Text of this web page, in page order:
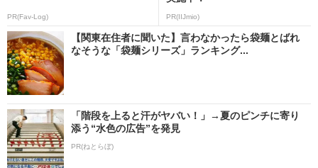
PR(Fav-Log) PR(IIJmio)
【関東在住者に聞いた】言わなかったら袋麺とばれ
なそうな「袋麺シリーズ」ランキング...
「階段を上ると汗がヤバい！」→夏のピンチに寄り
添う“水色の広告”を発見
PR(ねとらぼ)